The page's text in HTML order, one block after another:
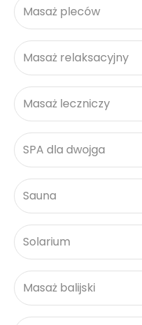
Masaż pleców
Masaż relaksacyjny
Masaż leczniczy
SPA dla dwojga
Sauna
Solarium
Masaż balijski